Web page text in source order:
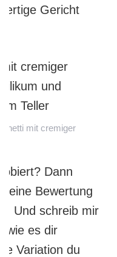
fertige Gericht
mit cremiger
Dann
Bewertung
Und schreib mir
wie es dir
Variation du